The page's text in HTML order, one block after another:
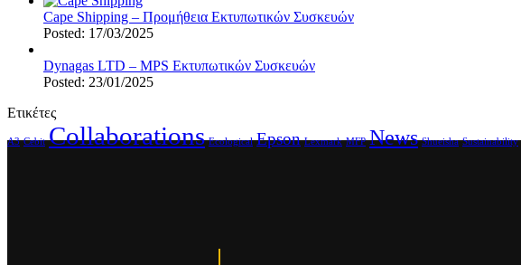
Cape Shipping – Προμήθεια Εκτυπωτικών Συσκευών
Posted: 17/03/2025
Dynagas LTD – MPS Εκτυπωτικών Συσκευών
Posted: 23/01/2025
Ετικέτες
A3 Cebit Collaborations Ecological Epson Lexmark MFP News Shueisha Sustainability